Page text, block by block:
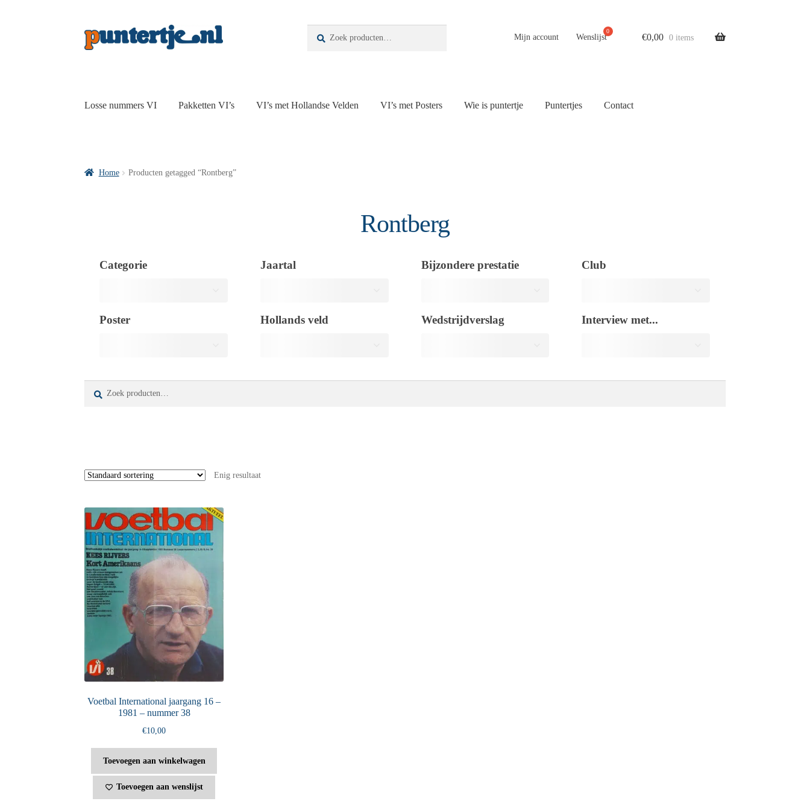
Zoeken
Mijn account Wenslijst €0,00 0 items
Losse nummers VI Pakketten VI’s VI’s met Hollandse Velden VI’s met Posters Wie is puntertje Puntertjes Contact
Home Producten getagged “Rontberg”
Rontberg
Categorie Jaartal Bijzondere prestatie Club
Poster Hollands veld Wedstrijdverslag Interview met...
Enig resultaat
Voetbal International jaargang 16 –
1981 – nummer 38
€10,00
Toevoegen aan winkelwagen
Toevoegen aan wenslijst